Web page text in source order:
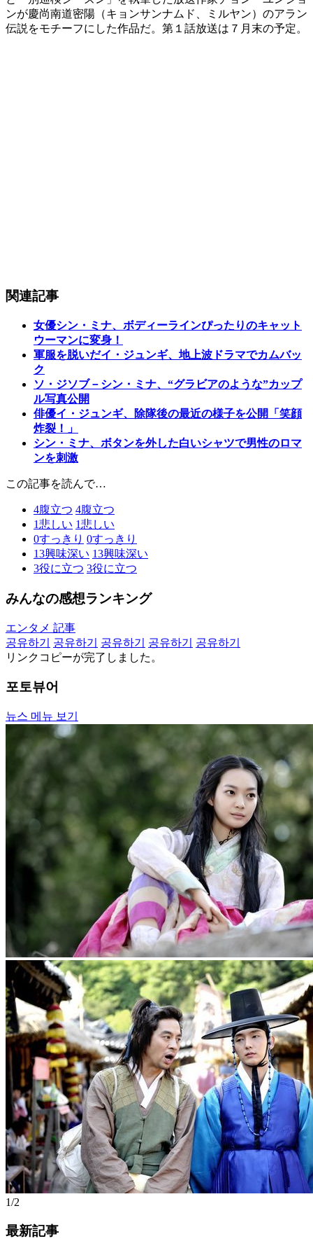
ンが慶尚南道密陽（キョンサンナムド、ミルヤン）のアラン
伝説をモチーフにした作品だ。第１話放送は７月末の予定。
関連記事
女優シン・ミナ、ボディーラインぴったりのキャット
ウーマンに変身！
軍服を脱いだイ・ジュンギ、地上波ドラマでカムバッ
ク
ソ・ジソブ－シン・ミナ、“グラビアのような”カップ
ル写真公開
俳優イ・ジュンギ、除隊後の最近の様子を公開「笑顔
炸裂！」
シン・ミナ、ボタンを外した白いシャツで男性のロマ
ンを刺激
この記事を読んで…
4腹立つ 4腹立つ
1悲しい 1悲しい
0すっきり 0すっきり
13興味深い 13興味深い
3役に立つ 3役に立つ
みんなの感想ランキング
エンタメ 記事
공유하기
공유하기 공유하기 공유하기
공유하기
リンクコピーが完了しました。
포토뷰어
뉴스 메뉴 보기
1/2
最新記事